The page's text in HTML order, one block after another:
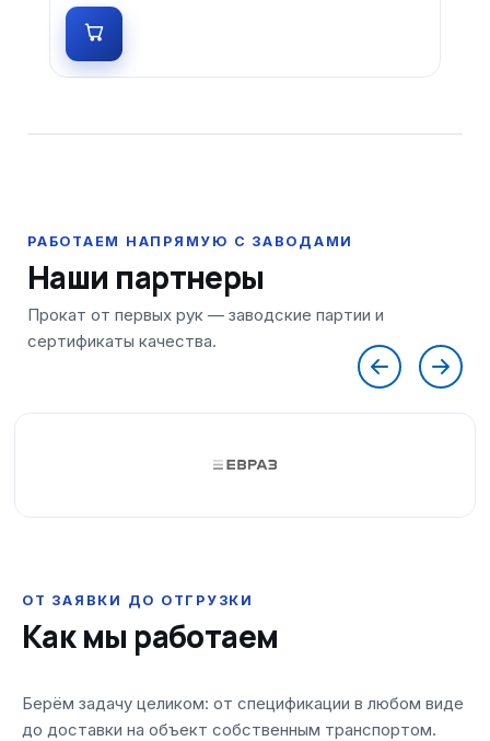
Наши партнеры
ОТ ЗАЯВКИ ДО ОТГРУЗКИ
Как мы работаем
Берём задачу целиком: от спецификации в любом виде
до доставки на объект собственным транспортом.